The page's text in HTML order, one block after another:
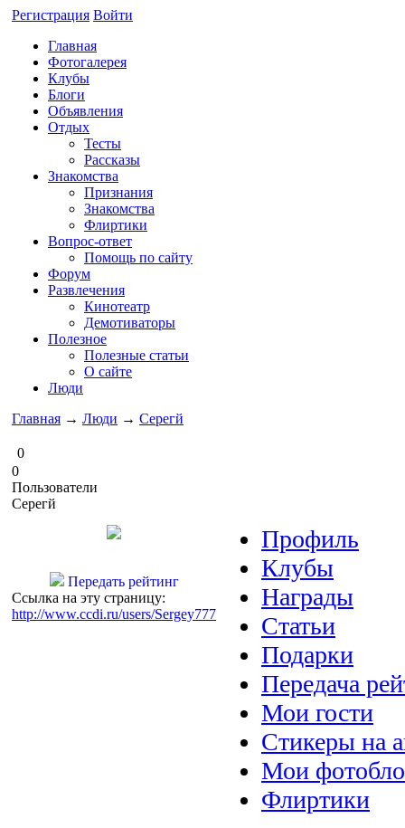
Регистрация Войти
Главная
Фотогалерея
Клубы
Блоги
Объявления
Отдых
Тесты
Рассказы
Знакомства
Признания
Знакомства
Флиртики
Вопрос-ответ
Помощь по сайту
Форум
Развлечения
Кинотеатр
Демотиваторы
Полезное
Полезные статьи
О сайте
Люди
Главная → Люди → Серегй
0
0
Пользователи
Серегй
Передать рейтинг
Ссылка на эту страницу:
http://www.ccdi.ru/users/Sergey777
Профиль
Клубы
Награды
Статьи
Подарки
Передача
Мои гости
Стикеры на
Мои
Флиртики